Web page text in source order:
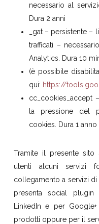
necessario al
Dura 2 anni
_gat – persistente
trafficati –
Analytics. Dura 10
(è possibile
qui: https://
cc_cookies_accept
la pressione del
cookies. Dura 1 anno
Tramite il presente
utenti alcuni servizi
collegamento a servizi
presenta social
LinkedIn e per
prodotti oppure per il